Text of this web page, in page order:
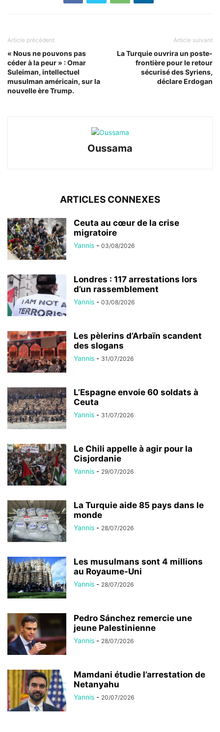
Article précédent
« Nous ne pouvons pas
céder à la peur » : Omar
Suleiman, intellectuel
musulman américain, sur la
nouvelle ère Trump.
Article suivant
La Turquie ouvrira un poste-
frontière pour le retour
sécurisé des Syriens,
déclare Erdogan
Oussama
ARTICLES CONNEXES
Ceuta au cœur de la crise
migratoire
Yannis - 03/08/2026
Londres : 117 arrestations lors
d’un rassemblement
Yannis - 03/08/2026
Les pèlerins d’Arbaïn scandent
des slogans
Yannis - 31/07/2026
L’Espagne envoie 60 soldats à
Ceuta
Yannis - 31/07/2026
Le Chili appelle à agir pour la
Cisjordanie
Yannis - 29/07/2026
La Turquie aide 85 pays dans le
monde
Yannis - 28/07/2026
Les musulmans sont 4 millions
au Royaume-Uni
Yannis - 28/07/2026
Pedro Sánchez remercie une
jeune Palestinienne
Yannis - 28/07/2026
Mamdani étudie l’arrestation de
Netanyahu
Yannis - 20/07/2026